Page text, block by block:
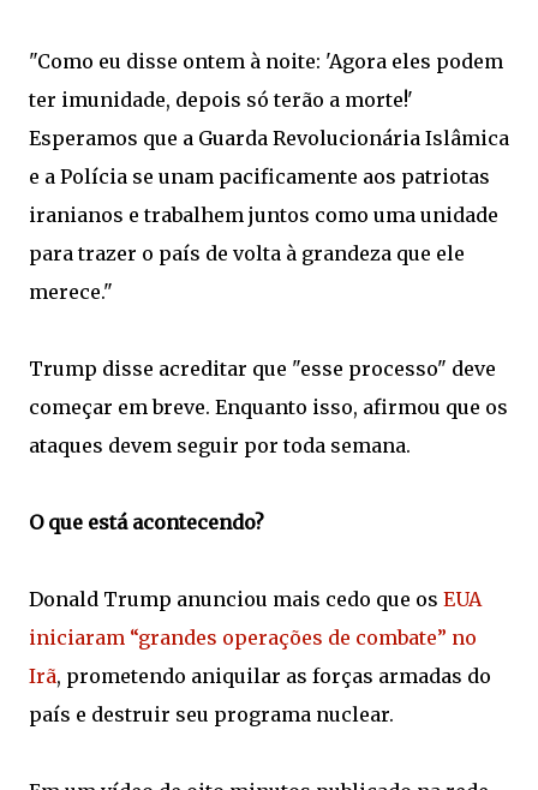
"Como eu disse ontem à noite: 'Agora eles podem
ter imunidade, depois só terão a morte!'
Esperamos que a Guarda Revolucionária Islâmica
e a Polícia se unam pacificamente aos patriotas
iranianos e trabalhem juntos como uma unidade
para trazer o país de volta à grandeza que ele
merece."
Trump disse acreditar que "esse processo" deve
começar em breve. Enquanto isso, afirmou que os
ataques devem seguir por toda semana.
O que está acontecendo?
Donald Trump anunciou mais cedo que os EUA
iniciaram “grandes operações de combate” no
Irã, prometendo aniquilar as forças armadas do
país e destruir seu programa nuclear.